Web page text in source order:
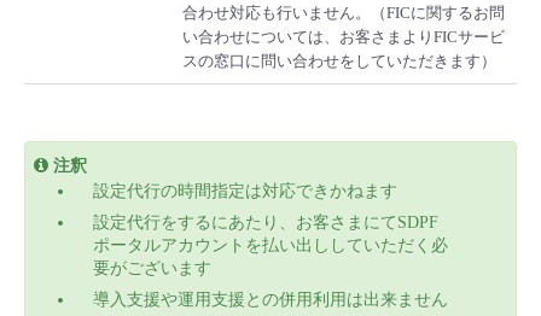
合わせ対応も行いません。（FICに関するお問
い合わせについては、お客さまよりFICサービ
スの窓口に問い合わせをしていただきます）
注釈
設定代行の時間指定は対応できかねます
設定代行をするにあたり、お客さまにてSDPF
ポータルアカウントを払い出ししていただく必
要がございます
導入支援や運用支援との併用利用は出来ません